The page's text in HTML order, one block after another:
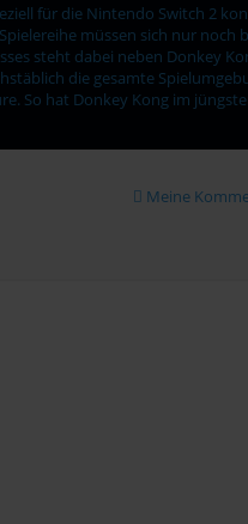
für die Nintendo Switch 2
müssen sich nur noch
steht dabei neben Donkey
die gesamte
So hat Donkey Kong im
Meine